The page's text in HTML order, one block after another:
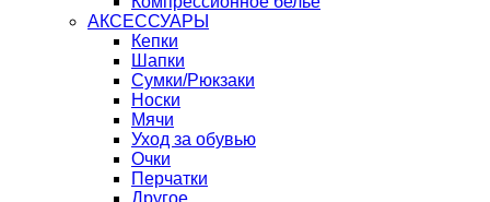
АКСЕССУАРЫ
Кепки
Шапки
Сумки/Рюкзаки
Носки
Мячи
Уход за обувью
Очки
Перчатки
Другое